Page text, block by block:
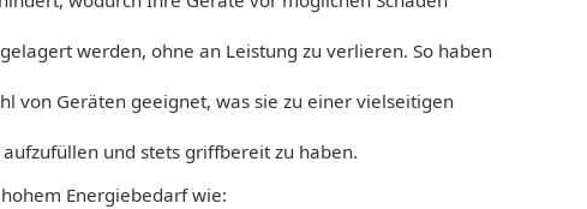
werden, ohne an Leistung zu verlieren. So haben
von Geräten geeignet, was sie zu einer vielseitigen
und stets griffbereit zu haben.
Energiebedarf wie: